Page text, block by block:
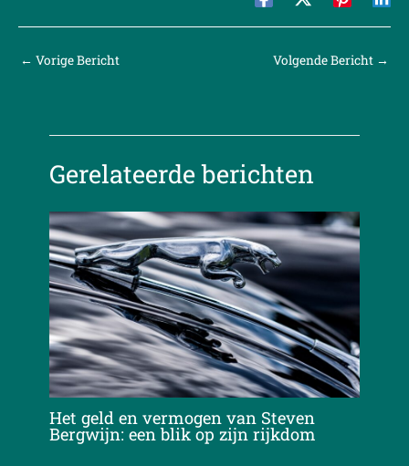
← Vorige Bericht Volgende Bericht →
Gerelateerde berichten
Het geld en vermogen van Steven
Bergwijn: een blik op zijn rijkdom